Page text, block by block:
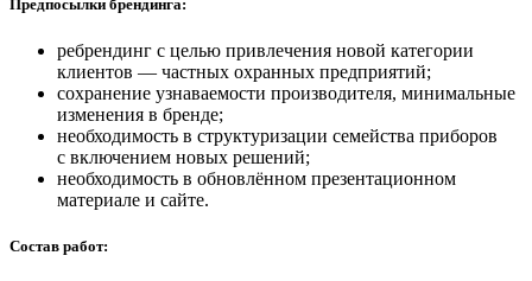
Предпосылки брендинга:
ребрендинг с целью привлечения новой категории
клиентов — частных охранных предприятий;
сохранение узнаваемости производителя, минимальные
изменения в бренде;
необходимость в структуризации семейства приборов
с включением новых решений;
необходимость в обновлённом презентационном
материале и сайте.
Состав работ: